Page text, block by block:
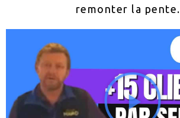
remonter la